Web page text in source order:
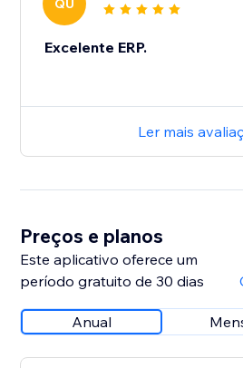
QU
Excelente ERP.
Ler mais
Preços e planos
Este aplicativo oferece um
período gratuito de 30 dias
Anual